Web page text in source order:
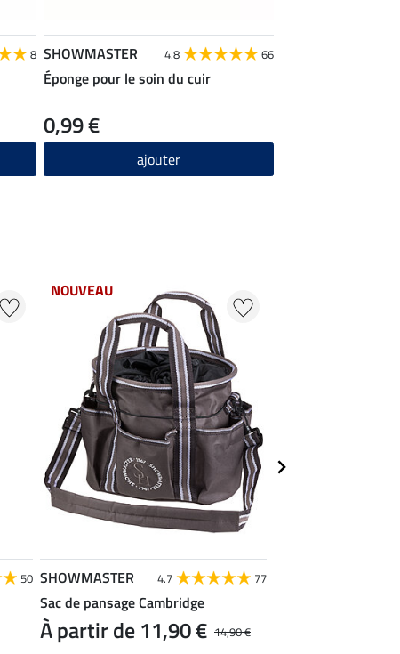
8 SHOWMASTER 4.8 66
Éponge pour le soin du cuir
0,99 €
ajouter
50
NOUVEAU
SHOWMASTER 4.7 77
Sac de pansage Cambridge
14,90 €
À partir de 11,90 €